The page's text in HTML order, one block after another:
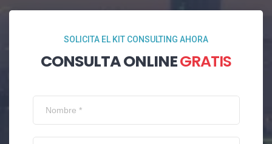
SOLICITA EL KIT CONSULTING AHORA
CONSULTA ONLINEGRATIS